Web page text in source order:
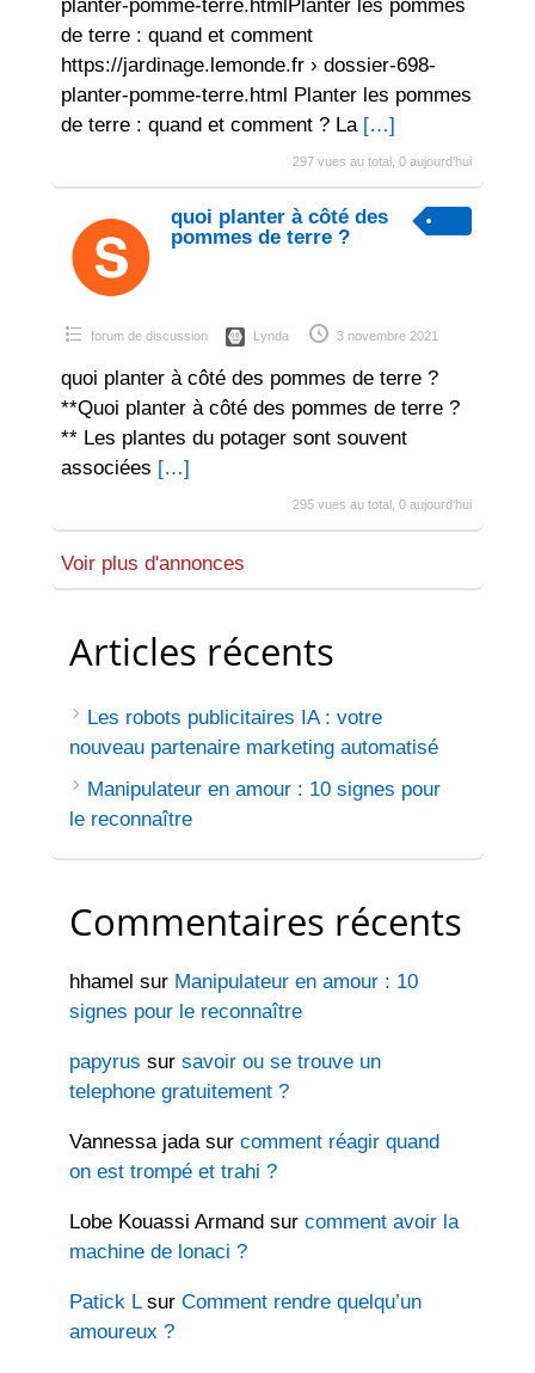
planter-pomme-terre.htmlPlanter les pommes
de terre : quand et comment
https://jardinage.lemonde.fr › dossier-698-
planter-pomme-terre.html Planter les pommes
de terre : quand et comment ? La […]
297 vues au total, 0 aujourd'hui
quoi planter à côté des
pommes de terre ?
forum de discussion Lynda 3 novembre 2021
quoi planter à côté des pommes de terre ?
**Quoi planter à côté des pommes de terre ?
** Les plantes du potager sont souvent
associées […]
295 vues au total, 0 aujourd'hui
Voir plus d'annonces
Articles récents
Les robots publicitaires IA : votre
nouveau partenaire marketing automatisé
Manipulateur en amour : 10 signes pour
le reconnaître
Commentaires récents
hhamel sur Manipulateur en amour : 10
signes pour le reconnaître
papyrus sur savoir ou se trouve un
telephone gratuitement ?
Vannessa jadasur comment réagir quand
on est trompé et trahi ?
Lobe Kouassi Armand sur comment avoir la
machine de lonaci ?
Patick Lsur Comment rendre quelqu’un
amoureux ?